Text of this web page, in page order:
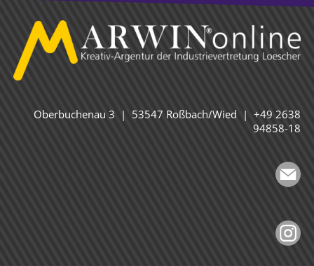
Oberbuchenau 3 | 53547 Roßbach/Wied | +49 2638
94858-18